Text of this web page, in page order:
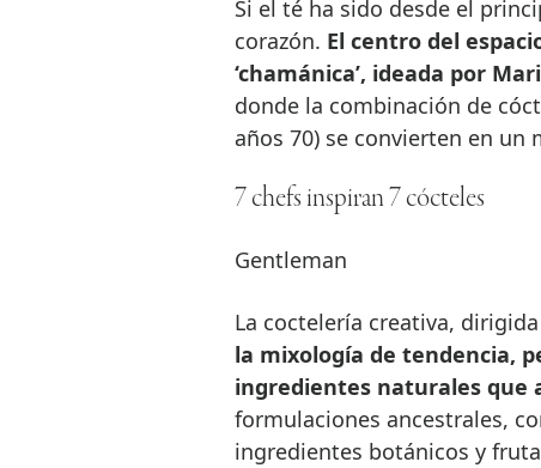
Si el té ha sido desde el
corazón. El centro del
‘chamánica’, ideada por
donde la combinación de
años 70) se convierten en un
7 chefs inspiran 7 cócteles
Gentleman
La coctelería creativa,
la mixología de tendencia,
ingredientes naturales que
formulaciones ancestrales,
ingredientes botánicos y